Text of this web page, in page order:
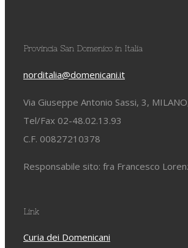
Provincia San Domenico in Italia
norditalia@domenicani.it
Via Giuseppe Antonio Sassi, 3,
Tel/Fax 02-48.02.13.93
C.F. 00827210378
Responsabile sito: fra Francesco
Link
Curia dei Domenicani